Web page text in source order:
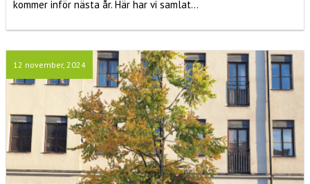
kommer inför nästa år. Här har vi samlat...
12 november, 2024